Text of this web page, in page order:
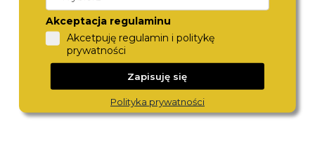
FOSSIL
FS6087
980,- 1 270,-
Akceptacja regulaminu
Akcetpuję regulamin i politykę
prywatności
Zapisuję się
Polityka prywatności